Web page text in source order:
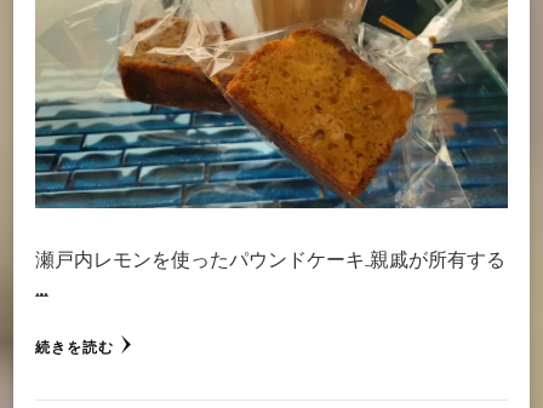
瀬戸内レモンを使ったパウンドケーキ 親戚が所有する
…
続きを読む